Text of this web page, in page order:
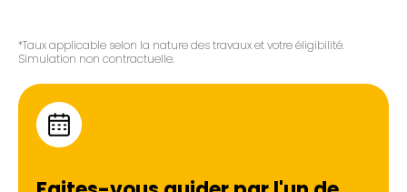
*Taux applicable selon la nature des travaux et votre éligibilité.
Simulation non contractuelle.